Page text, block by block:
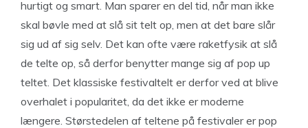
hurtigt og smart. Man sparer en del tid, når man ikke
skal bøvle med at slå sit telt op, men at det bare slår
sig ud af sig selv. Det kan ofte være raketfysik at slå
de telte op, så derfor benytter mange sig af pop up
teltet. Det klassiske festivaltelt er derfor ved at blive
overhalet i popularitet, da det ikke er moderne
længere. Størstedelen af teltene på festivaler er pop